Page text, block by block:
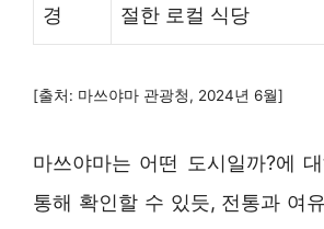
경
절한 로컬 식당
[출처: 마쓰야마 관광청, 2024년 6월]
마쓰야마는 어떤 도시일까?에
통해 확인할 수 있듯, 전통과 여